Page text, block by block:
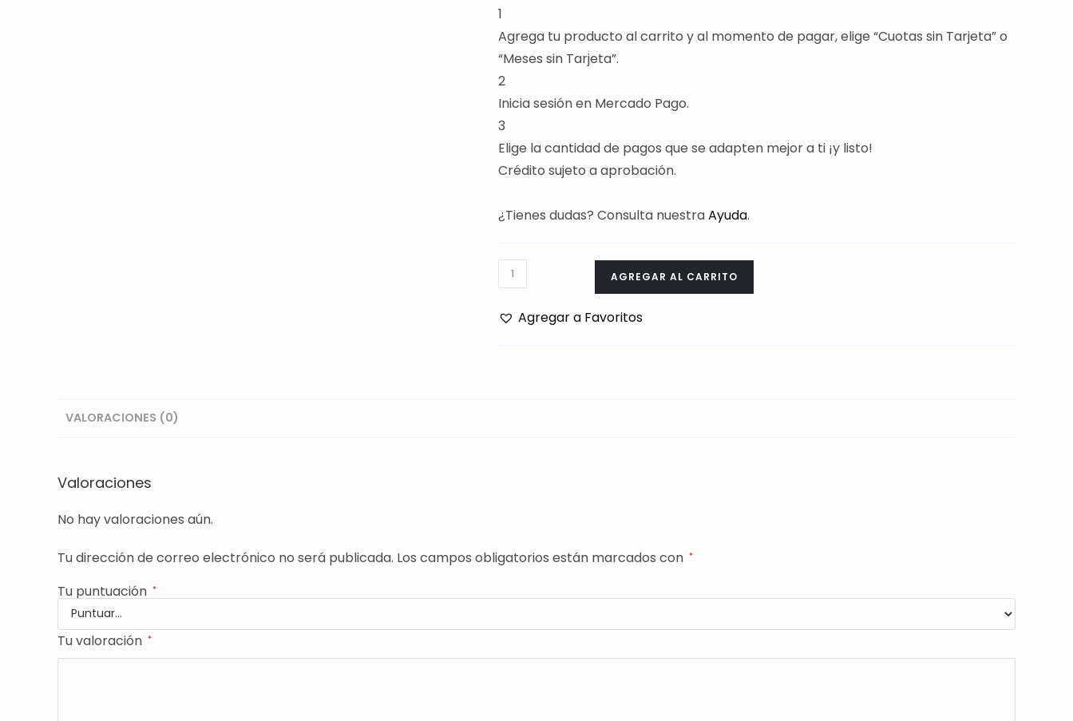
1
Agrega tu producto al carrito y al momento de pagar, elige “Cuotas sin Tarjeta” o
“Meses sin Tarjeta”.
2
Inicia sesión en Mercado Pago.
3
Elige la cantidad de pagos que se adapten mejor a ti ¡y listo!
Crédito sujeto a aprobación.
¿Tienes dudas? Consulta nuestraAyuda.
Manos
Libres
THUNDER
AGREGAR AL CARRITO
Agregar a Favoritos
VALORACIONES (0)
Valoraciones
No hay valoraciones aún.
Tu dirección de correo electrónico no será publicada. Los campos obligatorios están marcados con *
Tu puntuación *
Tu valoración *